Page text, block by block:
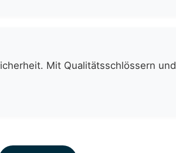
Mit Qualitätsschlössern und